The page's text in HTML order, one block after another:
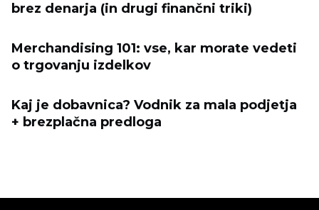
brez denarja (in drugi finančni triki)
Merchandising 101: vse, kar morate vedeti
o trgovanju izdelkov
Kaj je dobavnica? Vodnik za mala podjetja
+ brezplačna predloga